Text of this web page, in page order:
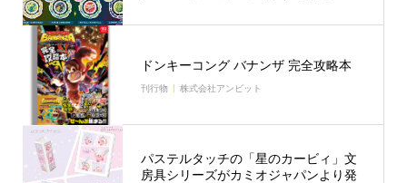
ドンキーコング バナンザ 完全攻略本
刊行物 株式会社アンビット
パステルタッチの「星のカービィ」文
房具シリーズがカミオジャパンより発